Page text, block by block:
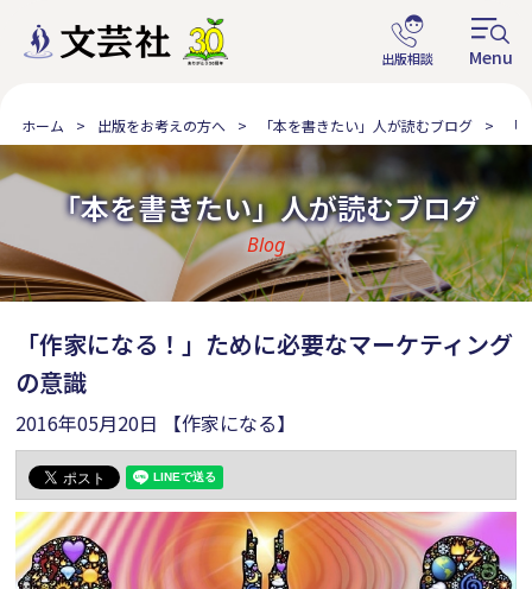
ホーム 出版をお考えの方へ 「本を書きたい」人が読むブログ
「本を書きたい」人が読むブログ
Blog
「作家になる！」ために必要なマーケティング
の意識
2016年05月20日 【作家になる】